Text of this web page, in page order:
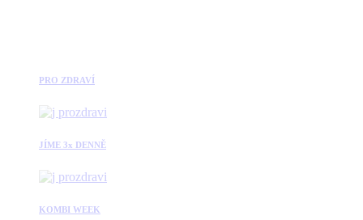
PRO ZDRAVÍ
JÍME 3x DENNĚ
KOMBI WEEK